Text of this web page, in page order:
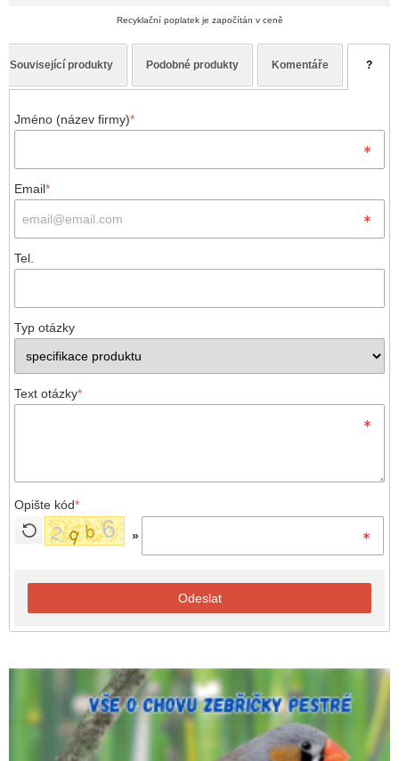
Recyklační poplatek je započítán v ceně
Související produkty Podobné produkty Komentáře ?
Jméno (název firmy)*
Email*
Tel.
Typ otázky
Text otázky*
Opište kód*
»
Odeslat